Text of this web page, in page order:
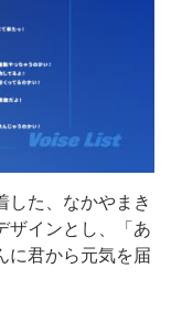
した、なかやまき
ザインとし、「あ
に君から元気を届